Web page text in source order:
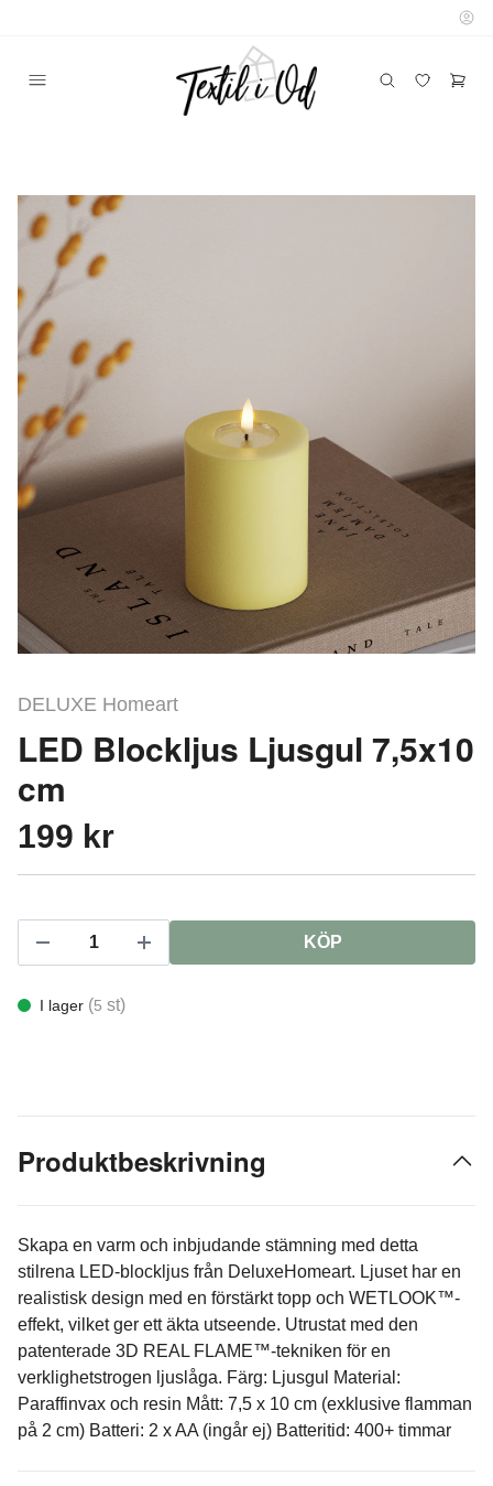
DELUXE Homeart
LED Blockljus Ljusgul 7,5x10
cm
199 kr
KÖP
I lager (5 st)
Produktbeskrivning
Skapa en varm och inbjudande stämning med detta
stilrena LED-blockljus från DeluxeHomeart. Ljuset har en
realistisk design med en förstärkt topp och WETLOOK™-
effekt, vilket ger ett äkta utseende. Utrustat med den
patenterade 3D REAL FLAME™-tekniken för en
verklighetstrogen ljuslåga. Färg: Ljusgul Material:
Paraffinvax och resin Mått: 7,5 x 10 cm (exklusive flamman
på 2 cm) Batteri: 2 x AA (ingår ej) Batteritid: 400+ timmar